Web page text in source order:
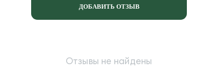
ДОБАВИТЬ ОТЗЫВ
Отзывы не найдены